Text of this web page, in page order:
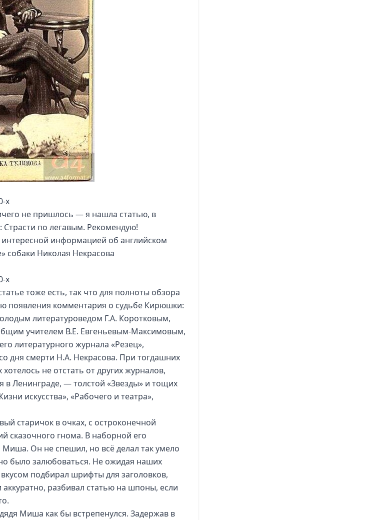
х
не пришлось — я нашла статью, в
Страсти по легавым. Рекомендую!
информацией об английском
собаки Николая Некрасова
х
тоже есть, так что для полноты обзора
появления комментария о судьбе Кирюшки:
литературоведом Г.А. Коротковым,
учителем В.Е. Евгеньевым-Максимовым,
литературного журнала «Резец»,
дня смерти Н.А. Некрасова. При тогдашних
не отстать от других журналов,
в Ленинграде, — толстой «Звезды» и тощих
искусства», «Рабочего и театра»,
старичок в очках, с остроконечной
сказочного гнома. В наборной его
Миша. Он не спешил, но всё делал так умело
было залюбоваться. Не ожидая наших
подбирал шрифты для заголовков,
разбивал статью на шпоны, если
Миша как бы встрепенулся. Задержав в